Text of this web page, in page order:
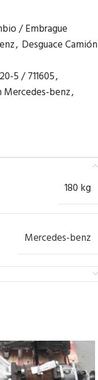
/ Embrague
, Desguace Camión
5 / 711605,
Mercedes-benz,
180 kg
Mercedes-benz